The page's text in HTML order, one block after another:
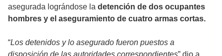
asegurada lográndose la detención de dos ocupantes
hombres y el aseguramiento de cuatro armas cortas.
“Los detenidos y lo asegurado fueron puestos a
disposición de las autoridades correspondientes” dio a